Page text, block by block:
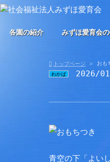
各園の紹介 みずほ愛育会
トップページ おも
わかば 2026/
青空の下「よい